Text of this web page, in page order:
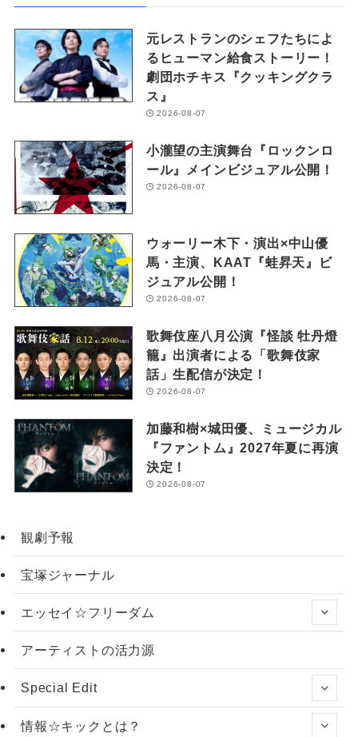
元レストランのシェフたちによ
るヒューマン給食ストーリー！
劇団ホチキス『クッキングクラ
ス』
2026-08-07
小瀧望の主演舞台『ロックンロ
ール』メインビジュアル公開！
2026-08-07
ウォーリー木下・演出×中山優
馬・主演、KAAT『蛙昇天』ビ
ジュアル公開！
2026-08-07
歌舞伎座八月公演『怪談 牡丹燈
籠』出演者による「歌舞伎家
話」生配信が決定！
2026-08-07
加藤和樹×城田優、ミュージカル
『ファントム』2027年夏に再演
決定！
2026-08-07
観劇予報
宝塚ジャーナル
エッセイ☆フリーダム
アーティストの活力源
Special Edit
情報☆キックとは？